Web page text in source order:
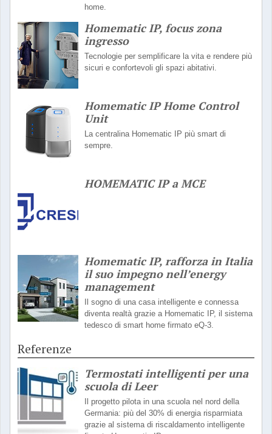
home.
Homematic IP, focus zona
ingresso
Tecnologie per semplificare la vita e rendere più
sicuri e confortevoli gli spazi abitativi.
Homematic IP Home Control
Unit
La centralina Homematic IP più smart di
sempre.
HOMEMATIC IP a MCE
Homematic IP, rafforza in Italia
il suo impegno nell’energy
management
Il sogno di una casa intelligente e connessa
diventa realtà grazie a Homematic IP, il sistema
tedesco di smart home firmato eQ-3.
Referenze
Termostati intelligenti per una
scuola di Leer
Il progetto pilota in una scuola nel nord della
Germania: più del 30% di energia risparmiata
grazie al sistema di riscaldamento intelligente